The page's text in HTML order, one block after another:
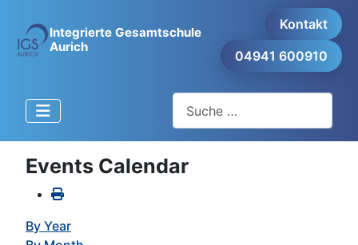
Integrierte Gesamtschule
Aurich
Kontakt
04941 600910
Events Calendar
By Year